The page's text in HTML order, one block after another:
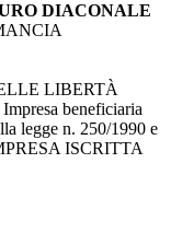
DIACONALE
LIBERTÀ
Impresa beneficiaria
legge n. 250/1990 e
ISCRITTA